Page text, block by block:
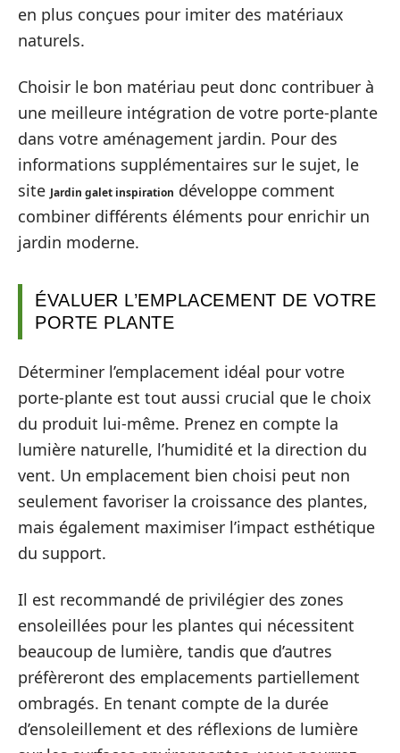
en plus conçues pour imiter des matériaux
naturels.
Choisir le bon matériau peut donc contribuer à
une meilleure intégration de votre porte-plante
dans votre aménagement jardin. Pour des
informations supplémentaires sur le sujet, le
site Jardin galet inspiration développe comment
combiner différents éléments pour enrichir un
jardin moderne.
ÉVALUER L’EMPLACEMENT DE VOTRE
PORTE PLANTE
Déterminer l’emplacement idéal pour votre
porte-plante est tout aussi crucial que le choix
du produit lui-même. Prenez en compte la
lumière naturelle, l’humidité et la direction du
vent. Un emplacement bien choisi peut non
seulement favoriser la croissance des plantes,
mais également maximiser l’impact esthétique
du support.
Il est recommandé de privilégier des zones
ensoleillées pour les plantes qui nécessitent
beaucoup de lumière, tandis que d’autres
préfèreront des emplacements partiellement
ombragés. En tenant compte de la durée
d’ensoleillement et des réflexions de lumière